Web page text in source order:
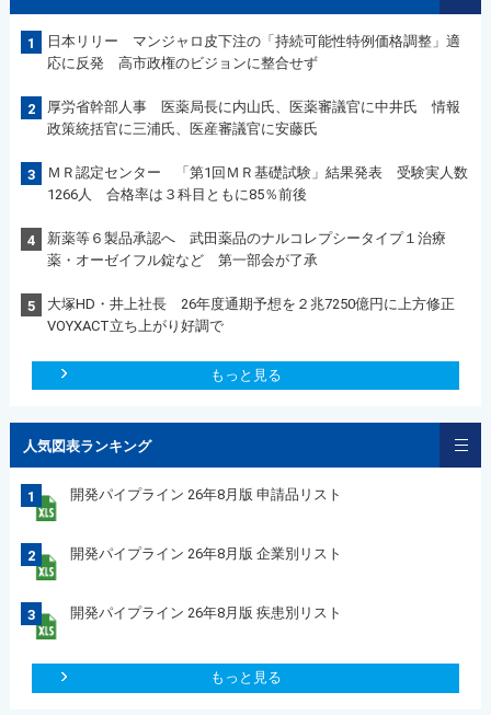
1
日本リリー マンジャロ皮下注の「持続可能性特例価格調整」適
応に反発 高市政権のビジョンに整合せず
2
厚労省幹部人事 医薬局長に内山氏、医薬審議官に中井氏 情報
政策統括官に三浦氏、医産審議官に安藤氏
3
ＭＲ認定センター 「第1回ＭＲ基礎試験」結果発表 受験実人数
1266人 合格率は３科目ともに85％前後
4
新薬等６製品承認へ 武田薬品のナルコレプシータイプ１治療
薬・オーゼイフル錠など 第一部会が了承
5
大塚HD・井上社長 26年度通期予想を２兆7250億円に上方修正
VOYXACT立ち上がり好調で
もっと見る
人気図表ランキング
1 開発パイプライン 26年8月版 申請品リスト
2 開発パイプライン 26年8月版 企業別リスト
3 開発パイプライン 26年8月版 疾患別リスト
もっと見る